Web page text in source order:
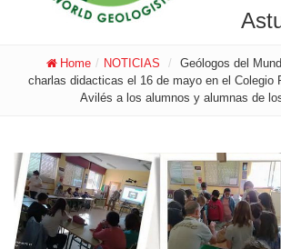
Home / NOTICIAS /
Geólogos del
charlas didacticas el 16 de mayo en el Colegio
Avilés a los alumnos y alumnas de